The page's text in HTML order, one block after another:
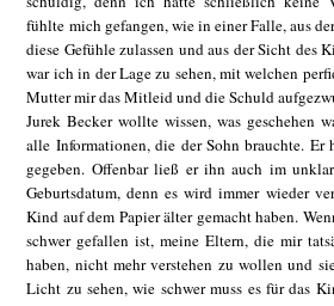
fühlte mich gefangen, wie in einer Falle, aus
diese Gefühle zulassen und aus der Sicht des
war ich in der Lage zu sehen, mit welchen
Mutter mir das Mitleid und die Schuld
Jurek Becker wollte wissen, was geschehen
alle Informationen, die der Sohn brauchte. Er
gegeben. Offenbar ließ er ihn auch im
Geburtsdatum, denn es wird immer wieder
Kind auf dem Papier älter gemacht haben.
schwer gefallen ist, meine Eltern, die mir
haben, nicht mehr verstehen zu wollen und
Licht zu sehen, wie schwer muss es für das